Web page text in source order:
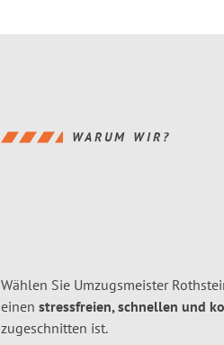
WARUM WIR?
Wählen Sie Umzugsmeister
einen stressfreien, schnellen und
zugeschnitten ist.